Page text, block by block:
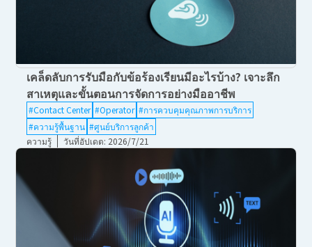
เคล็ดลับการรับมือกับข้อร้องเรียนมีอะไรบ้าง? เจาะลึก
สาเหตุและขั้นตอนการจัดการอย่างมืออาชีพ
#Contact Center #Operator #การควบคุมคุณภาพการบริการ
#ความรู้พื้นฐาน #ศูนย์บริการลูกค้า
ความรู้
วันที่อัปเดต: 2026/7/21